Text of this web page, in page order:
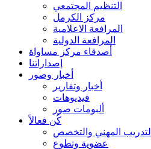
التنظيم المجتمعي
مركز الكرمل
المرافعة الاعلامية
المرافعة الدولية
أصدقاء مركز مساواة
إصداراتنا
أخبار وصور
أخبار وتقارير
فيديوهات
ألبومات صور
كُن فعالاً
التدريب المهني والتخصص
عضوية وتطوع